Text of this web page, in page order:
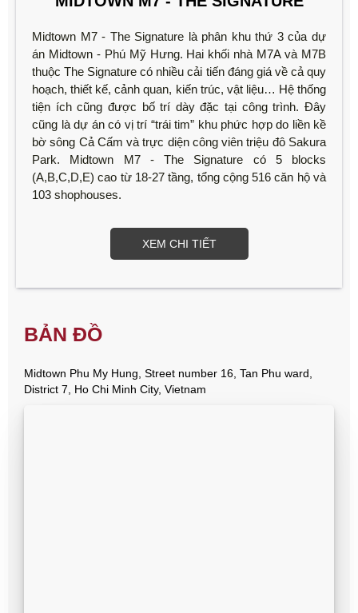
Midtown M7 - The Signature là phân khu thứ 3 của dự
án Midtown - Phú Mỹ Hưng. Hai khối nhà M7A và M7B
thuộc The Signature có nhiều cải tiến đáng giá về cả quy
hoạch, thiết kế, cảnh quan, kiến trúc, vật liệu… Hệ thống
tiện ích cũng được bố trí dày đặc tại công trình. Đây
cũng là dự án có vị trí “trái tim” khu phức hợp do liền kề
bờ sông Cả Cấm và trực diện công viên triệu đô Sakura
Park. Midtown M7 - The Signature có 5 blocks
(A,B,C,D,E) cao từ 18-27 tầng, tổng cộng 516 căn hộ và
103 shophouses.
XEM CHI TIẾT
BẢN ĐỒ
Midtown Phu My Hung, Street number 16, Tan Phu ward,
District 7, Ho Chi Minh City, Vietnam